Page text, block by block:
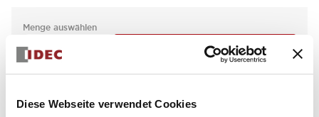
Diese Webseite verwendet Cookies
Menge auswählen
zum Zitat hinzufügen